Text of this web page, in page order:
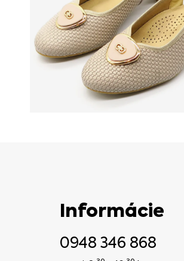
Informácie
0948 346 868